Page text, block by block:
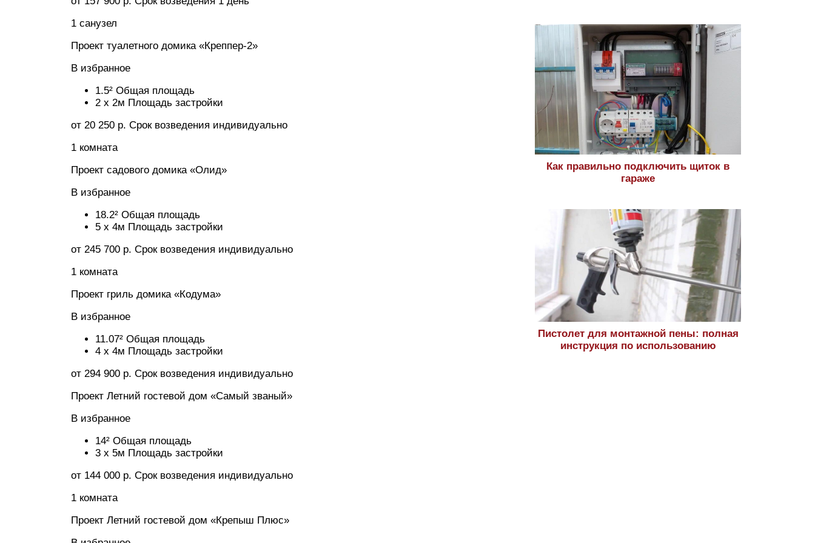
1 санузел
Проект туалетного домика «Креппер-2»
В избранное
1.5² Общая площадь
2 x 2м Площадь застройки
от 20 250 р. Срок возведения индивидуально
1 комната
Проект садового домика «Олид»
В избранное
18.2² Общая площадь
5 x 4м Площадь застройки
от 245 700 р. Срок возведения индивидуально
1 комната
Проект гриль домика «Кодума»
В избранное
11.07² Общая площадь
4 x 4м Площадь застройки
от 294 900 р. Срок возведения индивидуально
Проект Летний гостевой дом «Самый званый»
В избранное
14² Общая площадь
3 x 5м Площадь застройки
от 144 000 р. Срок возведения индивидуально
1 комната
Проект Летний гостевой дом «Крепыш Плюс»
Как правильно подключить щиток в
гараже
Пистолет для монтажной пены: полная
инструкция по использованию